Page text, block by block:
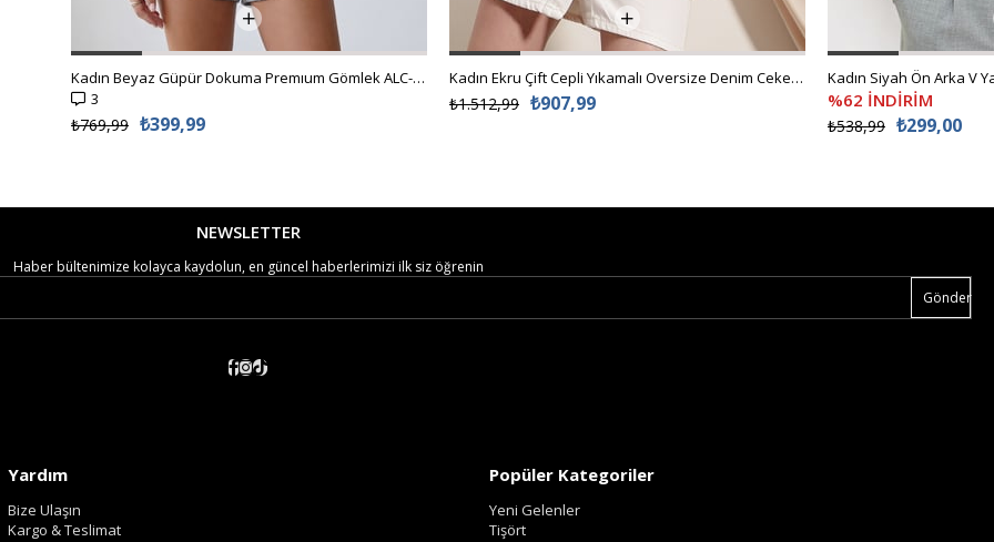
Kadın Beyaz Güpür Dokuma Premıum Gömlek ALC-X4366
3
₺399,99
₺769,99
Kadın Ekru Çift Cepli Yıkamalı Oversize Denim Ceket ALC-X8152
₺907,99
₺1.512,99 %62 İNDİRİM
₺299,00
₺538,99
NEWSLETTER
Haber bültenimize kolayca kaydolun, en güncel haberlerimizi ilk siz öğrenin
Gönder
Yardım
Bize Ulaşın
Kargo & Teslimat
Popüler Kategoriler
Yeni Gelenler
Tişört